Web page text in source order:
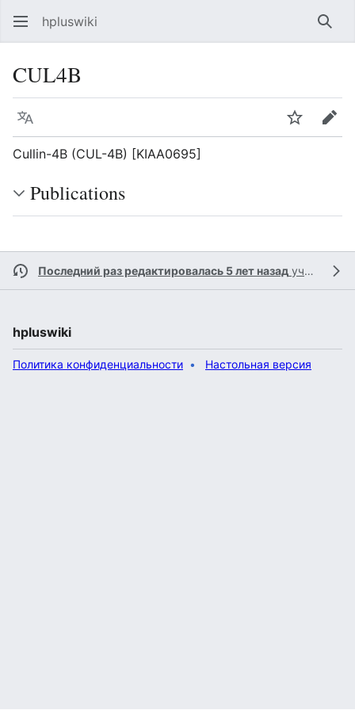
hpluswiki
CUL4B
Язык Следить
Cullin-4B (CUL-4B) [KIAA0695]
Publications
Последний раз редактировалась 5 лет назад участником
hpluswiki
Политика конфиденциальности Настольная версия